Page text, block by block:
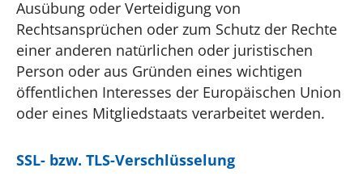
Ausübung oder Verteidigung von
Rechtsansprüchen oder zum Schutz der Rechte
einer anderen natürlichen oder juristischen
Person oder aus Gründen eines wichtigen
öffentlichen Interesses der Europäischen Union
oder eines Mitgliedstaats verarbeitet werden.
SSL- bzw. TLS-Verschlüsselung